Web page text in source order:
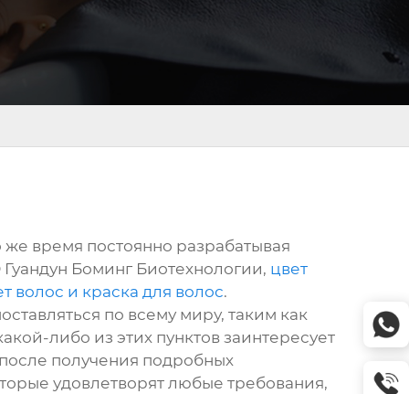
время постоянно разрабатывая
Боминг Биотехнологии, цвет
волос и краска для волос.
по всему миру, таким как
либо из этих пунктов заинтересует
получения подробных
удовлетворят любые требования,